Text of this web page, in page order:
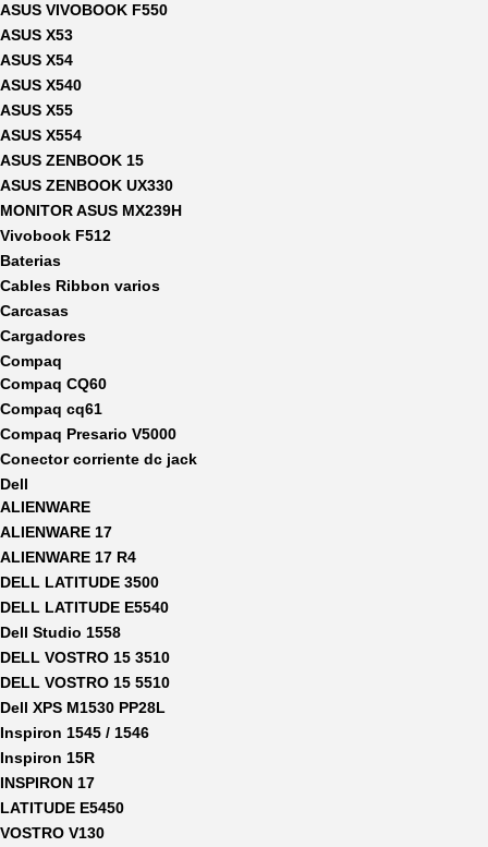
ASUS VIVOBOOK F550
ASUS X53
ASUS X54
ASUS X540
ASUS X55
ASUS X554
ASUS ZENBOOK 15
ASUS ZENBOOK UX330
MONITOR ASUS MX239H
Vivobook F512
Baterias
Cables Ribbon varios
Carcasas
Cargadores
Compaq
Compaq CQ60
Compaq cq61
Compaq Presario V5000
Conector corriente dc jack
Dell
ALIENWARE
ALIENWARE 17
ALIENWARE 17 R4
DELL LATITUDE 3500
DELL LATITUDE E5540
Dell Studio 1558
DELL VOSTRO 15 3510
DELL VOSTRO 15 5510
Dell XPS M1530 PP28L
Inspiron 1545 / 1546
Inspiron 15R
INSPIRON 17
LATITUDE E5450
VOSTRO V130